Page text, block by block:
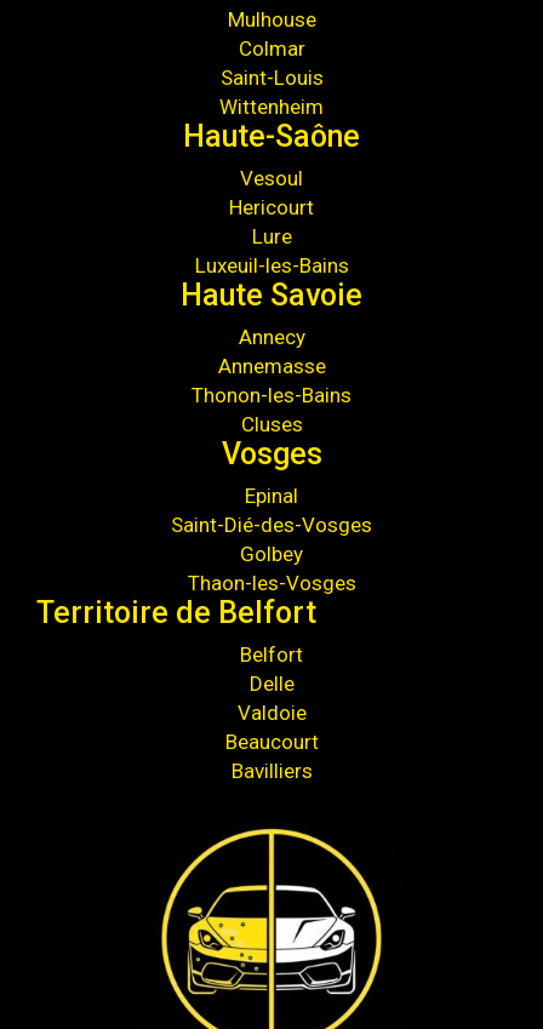
Mulhouse
Colmar
Saint-Louis
Wittenheim
Haute-Saône
Vesoul
Hericourt
Lure
Luxeuil-les-Bains
Haute Savoie
Annecy
Annemasse
Thonon-les-Bains
Cluses
Vosges
Epinal
Saint-Dié-des-Vosges
Golbey
Thaon-les-Vosges
Territoire de Belfort
Belfort
Delle
Valdoie
Beaucourt
Bavilliers